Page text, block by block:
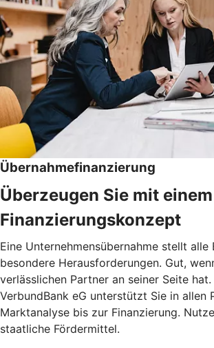
Übernahmefinanzierung
Überzeugen Sie mit
Finanzierungskonzept
Eine Unternehmensübernahme stellt
besondere Herausforderungen. Gut,
verlässlichen Partner an seiner Seite hat.
VerbundBank eG unterstützt Sie in allen
Marktanalyse bis zur Finanzierung.
staatliche Fördermittel.